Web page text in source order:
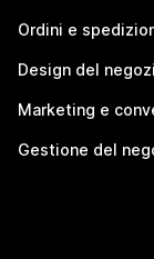
Ordini e
Design del
Marketing e
Gestione del